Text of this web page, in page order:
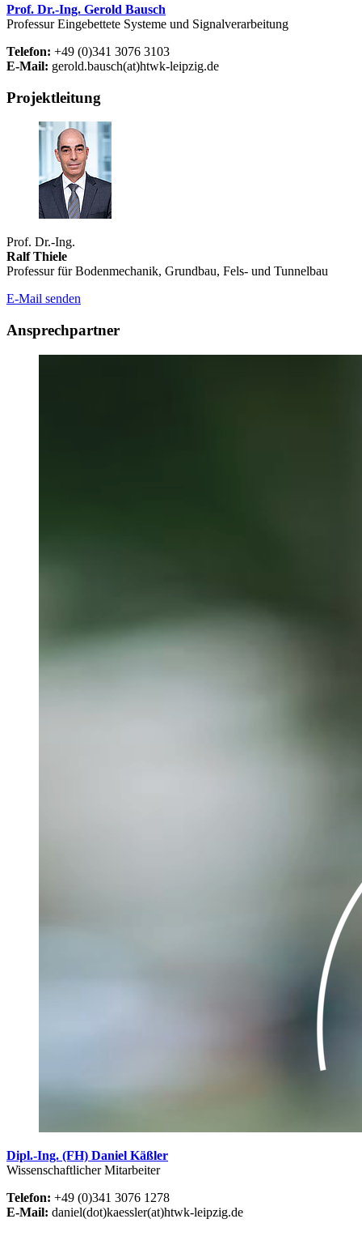
Prof. Dr.-Ing. Gerold Bausch
Professur Eingebettete Systeme und Signalverarbeitung
Telefon: +49 (0)341 3076 3103
E-Mail: gerold.bausch(at)htwk-leipzig.de
Projektleitung
Prof. Dr.-Ing.
Ralf Thiele
Professur für Bodenmechanik, Grundbau, Fels- und Tunnelbau
E-Mail senden
Ansprechpartner
Dipl.-Ing. (FH) Daniel Käßler
Wissenschaftlicher Mitarbeiter
Telefon: +49 (0)341 3076 1278
E-Mail: daniel(dot)kaessler(at)htwk-leipzig.de